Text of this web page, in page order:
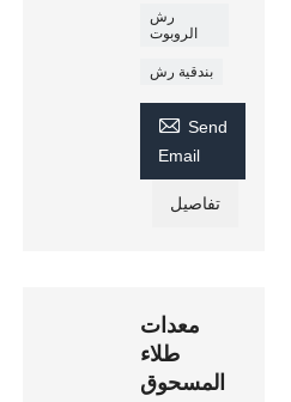
رش
الروبوت
بندقية رش
 Send
Email
تفاصيل
معدات
طلاء
المسحوق